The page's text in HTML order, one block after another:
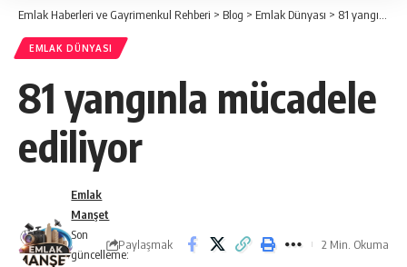
Emlak Haberleri ve Gayrimenkul Rehberi > Blog > Emlak Dünyası > 81 yangınla mücadele ediliyor
EMLAK DÜNYASI
81 yangınla mücadele
ediliyor
Son
güncelleme:
Emlak
Manşet
Paylaşmak 2 Min. Okuma